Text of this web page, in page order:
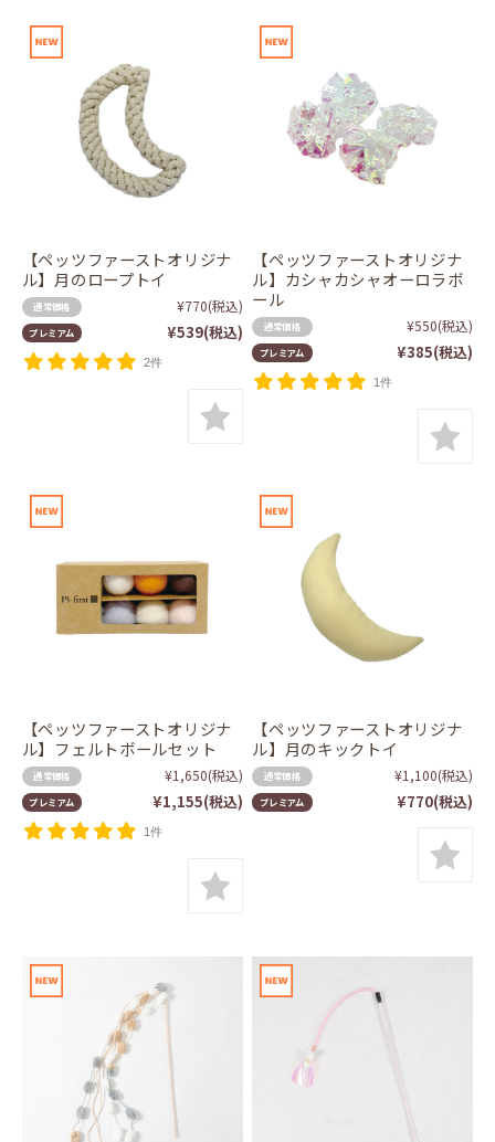
【ペッツファーストオリジナ
ル】月のロープトイ
通常価格 ¥770(税込)
プレミアム ¥539(税込)
2件
【ペッツファーストオリジナ
ル】カシャカシャオーロラボ
ール
通常価格 ¥550(税込)
プレミアム ¥385(税込)
1件
【ペッツファーストオリジナ
ル】フェルトボールセット
通常価格 ¥1,650(税込)
プレミアム ¥1,155(税込)
1件
【ペッツファーストオリジナ
ル】月のキックトイ
通常価格 ¥1,100(税込)
プレミアム ¥770(税込)